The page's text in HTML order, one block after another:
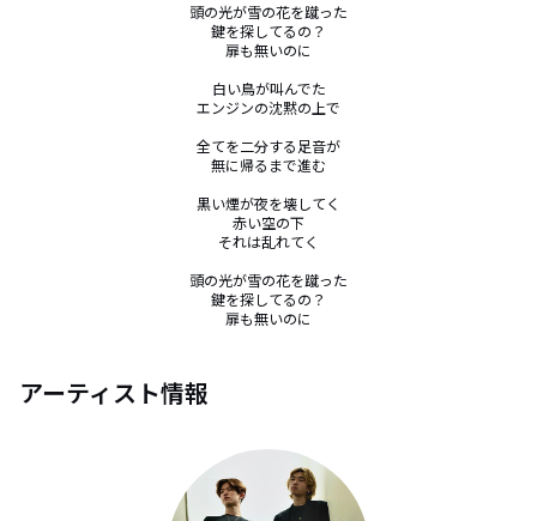
頭の光が雪の花を蹴った
鍵を探してるの？
扉も無いのに
白い鳥が叫んでた
エンジンの沈黙の上で
全てを二分する足音が
無に帰るまで進む
黒い煙が夜を壊してく
赤い空の下
それは乱れてく
頭の光が雪の花を蹴った
鍵を探してるの？
扉も無いのに
アーティスト情報